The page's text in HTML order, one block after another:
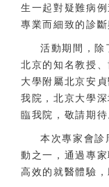
生一起對疑難病
專業而細致的診斷
活動期間，除
北京的知名教授
大學附屬北京安
我院，北京大學
臨我院，敬請期待
本次專家會診
動之一，通過專
高效的就醫體驗，